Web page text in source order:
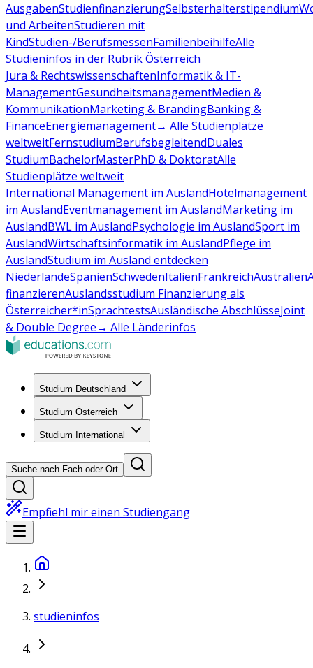
AusgabenStudienfinanzierungSelbsterhalterstipendium
und ArbeitenStudieren mit
KindStudien-/BerufsmessenFamilienbeihilfeAlle
Studieninfos in der Rubrik Österreich
Jura & RechtswissenschaftenInformatik & IT-
ManagementGesundheitsmanagementMedien &
KommunikationMarketing & BrandingBanking &
FinanceEnergiemanagement→ Alle Studienplätze
weltweitFernstudiumBerufsbegleitendDuales
StudiumBachelorMasterPhD & DoktoratAlle
Studienplätze weltweit
International Management im AuslandHotelmanagement
im AuslandEventmanagement im AuslandMarketing im
AuslandBWL im AuslandPsychologie im AuslandSport im
AuslandWirtschaftsinformatik im AuslandPflege im
AuslandStudium im Ausland entdecken
NiederlandeSpanienSchwedenItalienFrankreichAustralien
finanzierenAuslandsstudium Finanzierung als
Österreicher*inSprachtestsAusländische AbschlüsseJoint
& Double Degree→ Alle Länderinfos
Studium Deutschland
Studium Österreich
Studium International
Suche nach Fach oder Ort
Empfiehl mir einen Studiengang
studieninfos